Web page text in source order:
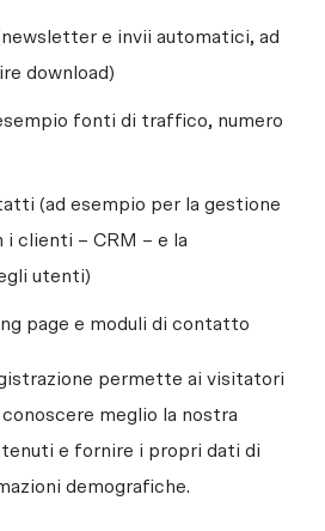
e invii automatici, ad
download)
fonti di traffico, numero
(ad esempio per la gestione
i clienti – CRM – e la
utenti)
page e moduli di contatto
permette ai visitatori
meglio la nostra
e fornire i propri dati di
demografiche.